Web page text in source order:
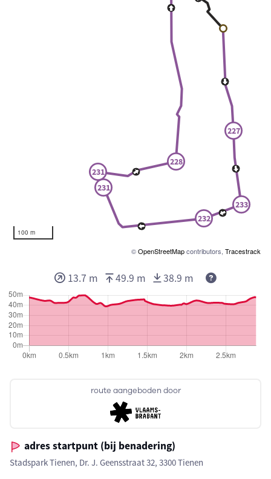
227
233
232
231
231
228
100 m
©OpenStreetMapcontributors, Tracestrack
route aangeboden door
adres startpunt (bij benadering)
Stadspark Tienen, Dr. J. Geensstraat 32, 3300 Tienen
13.7 m 49.9 m 38.9 m